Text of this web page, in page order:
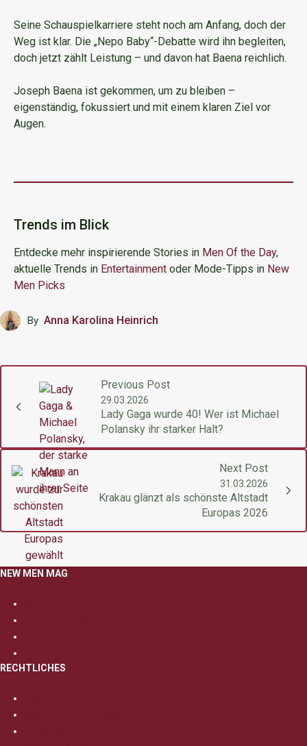
Seine Schauspielkarriere steht noch am Anfang, doch der
Weg ist klar. Die „Nepo Baby“-Debatte wird ihn begleiten,
doch jetzt zählt Leistung – und davon hat Baena reichlich.
Joseph Baena ist gekommen, um zu bleiben –
eigenständig, fokussiert und mit einem klaren Ziel vor
Augen.
Trends im Blick
Entdecke mehr inspirierende Stories in Men Of the Day,
aktuelle Trends in Entertainment oder Mode-Tipps in New
Men Picks
By Anna Karolina Heinrich
Previous Post
29.03.2026
Lady Gaga wurde 40! Wer ist Michael
Polansky ihr starker Halt?
Next Post
31.03.2026
Krakau glänzt als schönste Altstadt
Europas 2026
NEW MEN MAG
RECHTLICHES